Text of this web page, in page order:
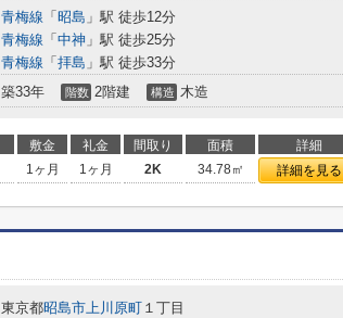
青梅線 「 昭島 」駅 徒歩12分
青梅線 「 中神 」駅 徒歩25分
青梅線 「 拝島 」駅 徒歩33分
築33年 階数 2階建 構造 木造
敷金 礼金 間取り 面積 詳細
1ヶ月 1ヶ月 2K 34.78㎡ 詳細を見る
東京都昭島市上川原町 １丁目